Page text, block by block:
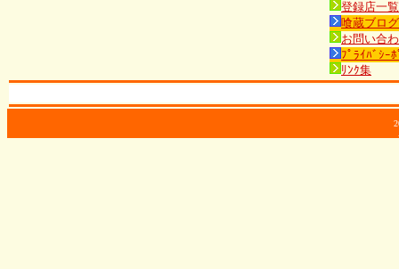
登録店一覧
喰蔵ブログ
お問い合
ﾌﾟﾗｲﾊﾞｼｰ
ﾘﾝｸ集